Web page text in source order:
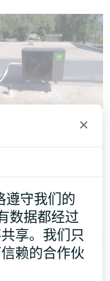
装 Mycond 分
泵 BeeHeat 系
体式热泵 BeeHeat
供高效供暖和制冷
×
遵守我们的
数据都经过
享。我们只
赖的合作伙